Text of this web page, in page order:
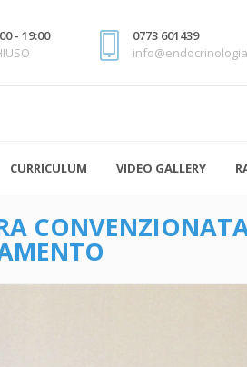
- 19:00
0773 601439
CURRICULUM VIDEO GALLERY